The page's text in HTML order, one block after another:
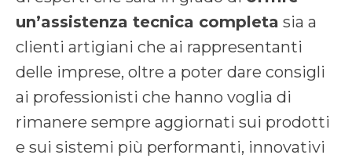
un’assistenza tecnica completa sia a
clienti artigiani che ai rappresentanti
delle imprese, oltre a poter dare consigli
ai professionisti che hanno voglia di
rimanere sempre aggiornati sui prodotti
e sui sistemi più performanti, innovativi